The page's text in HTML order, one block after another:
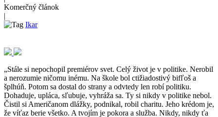
Komerčný článok
|
Ikar
„Stále si nepochopil premiérov svet. Celý život je v politike. Nerobil
a nerozumie ničomu inému. Na škole bol ctižiadostivý bifľoš a
šplhúň. Potom sa dostal do strany a odvtedy len robí politiku.
Dohaduje, upláca, sľubuje, vyhráža sa. Ty si nikdy v politike nebol.
Čistil si Američanom dlážky, podnikal, robil charitu. Jeho krédom je,
že víťaz berie všetko. A tvojím je pokora a služba. Nikdy, nikdy ťa